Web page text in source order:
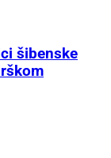
šibenske